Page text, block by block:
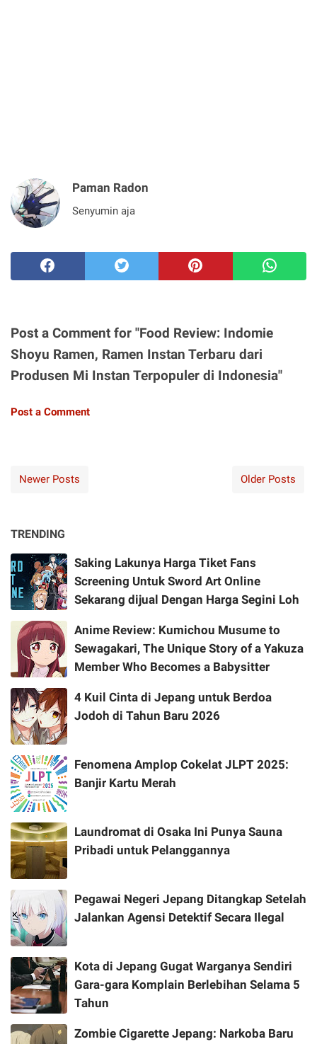
Paman Radon
Senyumin aja
Post a Comment for "Food Review: Indomie
Shoyu Ramen, Ramen Instan Terbaru dari
Produsen Mi Instan Terpopuler di Indonesia"
Post a Comment
Newer Posts Older Posts
TRENDING
Saking Lakunya Harga Tiket Fans
Screening Untuk Sword Art Online
Sekarang dijual Dengan Harga Segini Loh
Anime Review: Kumichou Musume to
Sewagakari, The Unique Story of a Yakuza
Member Who Becomes a Babysitter
4 Kuil Cinta di Jepang untuk Berdoa
Jodoh di Tahun Baru 2026
Fenomena Amplop Cokelat JLPT 2025:
Banjir Kartu Merah
Laundromat di Osaka Ini Punya Sauna
Pribadi untuk Pelanggannya
Pegawai Negeri Jepang Ditangkap Setelah
Jalankan Agensi Detektif Secara Ilegal
Kota di Jepang Gugat Warganya Sendiri
Gara-gara Komplain Berlebihan Selama 5
Tahun
Zombie Cigarette Jepang: Narkoba Baru